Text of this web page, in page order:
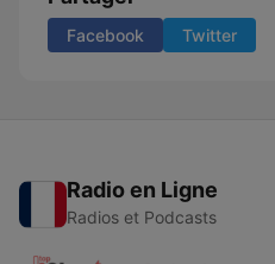
Facebook Twitter
Radio en Ligne
Radios et Podcasts